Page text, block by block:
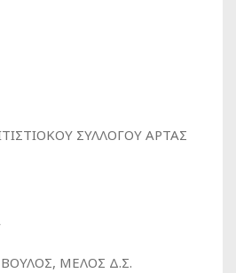
ΣΥΛΛΟΓΟΥ ΑΡΤΑΣ
ΜΕΛΟΣ Δ.Σ.